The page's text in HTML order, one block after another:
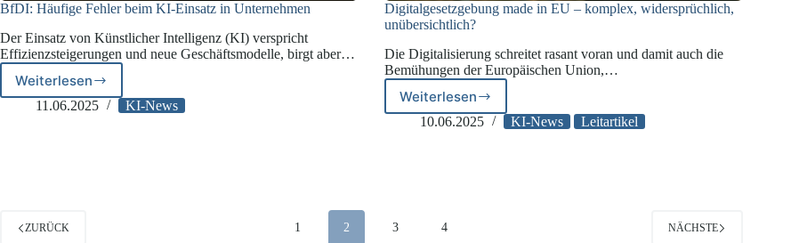
BfDI: Häufige Fehler beim KI-Einsatz in Unternehmen
Der Einsatz von Künstlicher Intelligenz (KI) verspricht
Effizienzsteigerungen und neue Geschäftsmodelle, birgt aber…
Weiterlesen
BfDI:
Häufige
11.06.2025 KI-News
Digitalgesetzgebung made in EU – komplex, widersprüchlich,
unübersichtlich?
Die Digitalisierung schreitet rasant voran und damit auch die
Bemühungen der Europäischen Union,…
WeiterlesenDigitalgesetzgebung
made
unübersichtlich?
10.06.2025 KI-News Leitartikel
ZURÜCK 1 2 3 4 NÄCHSTE